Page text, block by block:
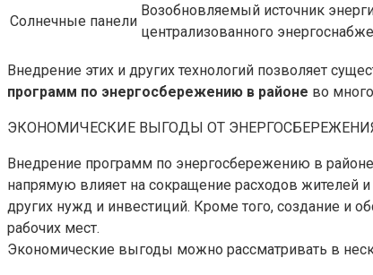
Солнечные панели
Возобновляемый источник
централизованного
Внедрение этих и других технологий позволяет
программ по энергосбережению в районе во
ЭКОНОМИЧЕСКИЕ ВЫГОДЫ ОТ
Внедрение программ по энергосбережению в
напрямую влияет на сокращение расходов жителей
других нужд и инвестиций. Кроме того, создание и
рабочих мест.
Экономические выгоды можно рассматривать в